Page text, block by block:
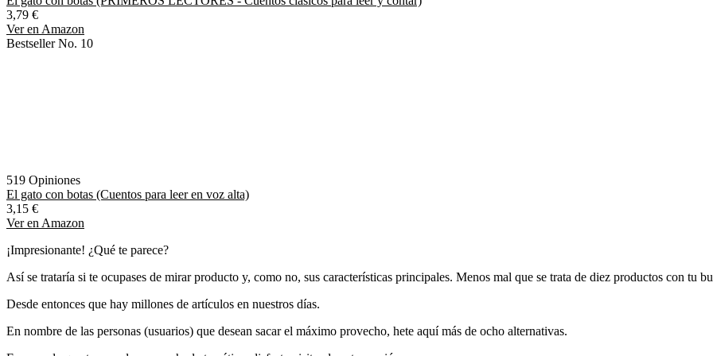
3,79 €
Ver en Amazon
Bestseller No. 10
519 Opiniones
El gato con botas (Cuentos para leer en voz alta)
3,15 €
Ver en Amazon
¡Impresionante! ¿Qué te parece?
Así se trataría si te ocupases de mirar producto y, como no, sus características principales. Menos mal que se trata de diez productos con tu
Desde entonces que hay millones de artículos en nuestros días.
En nombre de las personas (usuarios) que desean sacar el máximo provecho, hete aquí más de ocho alternativas.